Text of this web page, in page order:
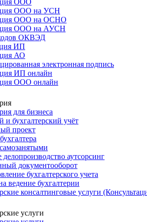
ООО
ООО на УСН
ООО на ОСНО
ООО на АУСН
ОКВЭД
ИП
АО
электронная подпись
ИП онлайн
ООО онлайн
для бизнеса
и бухгалтерский учёт
проект
делопроизводство аутсорсинг
документооборот
бухгалтерского учета
ведение бухгалтерии
консалтинговые услуги
услуги